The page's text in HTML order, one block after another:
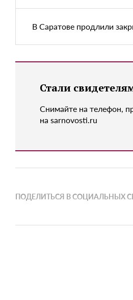
В Саратове продлили
Стали
Снимайте на телефон,
на sarnovosti.ru
ПОДЕЛИТЬСЯ В СОЦИАЛЬНЫХ